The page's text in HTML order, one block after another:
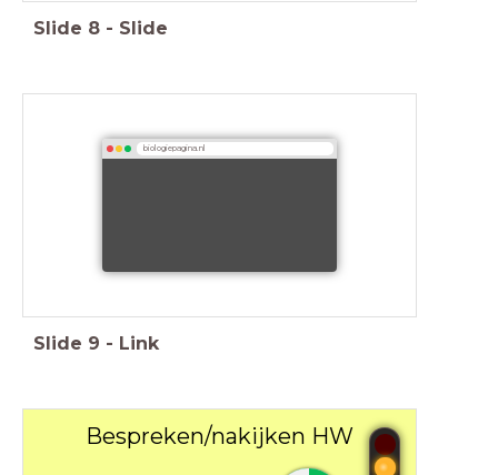
Slide 8 - Slide
biologiepagina.nl
Slide 9 - Link
Bespreken/nakijken HW